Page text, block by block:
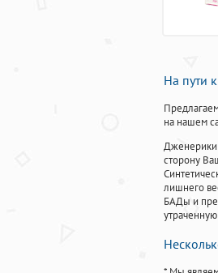
На пути
на нашем
Дженерики
сторону
лишнего
БАДы и